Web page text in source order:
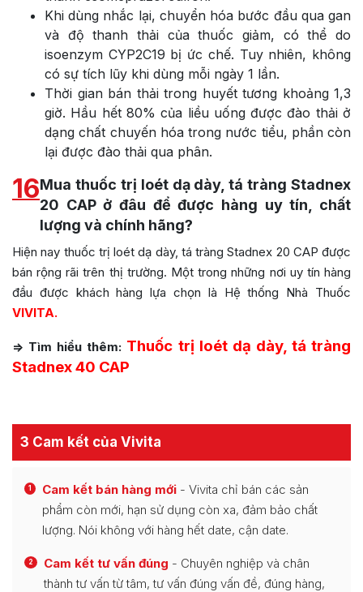
Khi dùng nhắc lại, chuyển hóa bước đầu qua gan
và độ thanh thải của thuốc giảm, có thể do
isoenzym CYP2C19 bị ức chế. Tuy nhiên, không
có sự tích lũy khi dùng mỗi ngày 1 lần.
Thời gian bán thải trong huyết tương khoảng 1,3
giờ. Hầu hết 80% của liều uống được đào thải ở
dạng chất chuyến hóa trong nước tiểu, phần còn
lại được đào thải qua phân.
16Mua thuốc trị loét dạ dày, tá tràng Stadnex
20 CAP ở đâu để được hàng uy tín, chất
lượng và chính hãng?
Hiện nay thuốc trị loét dạ dày, tá tràng Stadnex 20 CAP được
bán rộng rãi trên thị trường. Một trong những nơi uy tín hàng
đầu được khách hàng lựa chọn là Hệ thống Nhà Thuốc
VIVITA.
=> Tìm hiểu thêm: Thuốc trị loét dạ dày, tá tràng
Stadnex 40 CAP
3 Cam kết của Vivita
1 Cam kết bán hàng mới - Vivita chỉ bán các sản
phẩm còn mới, hạn sử dụng còn xa, đảm bảo chất
lượng. Nói không với hàng hết date, cận date.
2 Cam kết tư vấn đúng - Chuyên nghiệp và chân
thành tư vấn từ tâm, tư vấn đúng vấn đề, đúng hàng,